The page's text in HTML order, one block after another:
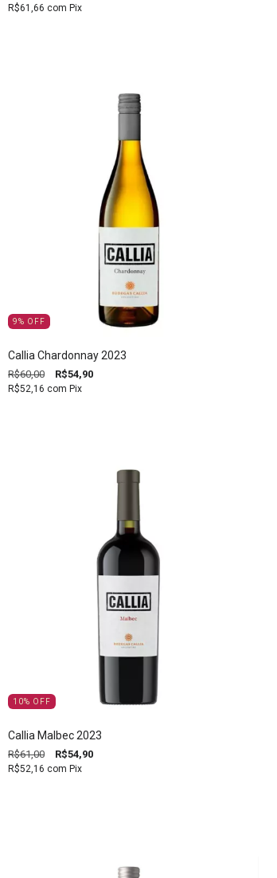
R$61,66 com Pix
9% OFF
Callia Chardonnay 2023
R$60,00 R$54,90
R$52,16 com Pix
10% OFF
Callia Malbec 2023
R$61,00 R$54,90
R$52,16 com Pix